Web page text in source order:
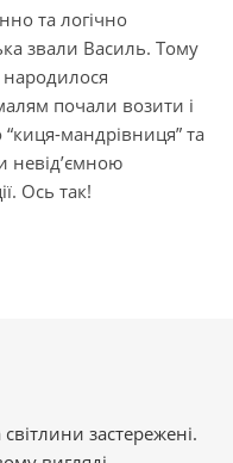
та логічно
звали Василь. Тому
почали возити і
мандрівниця” та
невід’ємною
Ось так!
застережені.